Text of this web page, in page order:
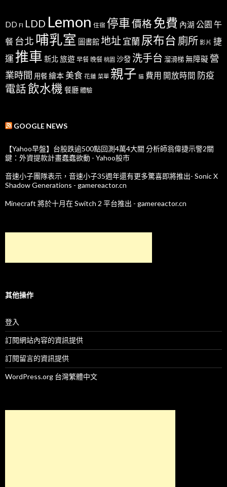
DD FI LDD Lemon 住宿 停車價格 免費 內湖 公園 午
餐 台北 哺乳室 圖書館地址宜蘭尿布台 廁所 影片 捷
運 推車 新北旅遊 早餐 晚餐 桃園 沙發 洗手台 溜滑梯無障礙 營
業時間 用餐繪本 美食 花蓮 菜單 親子 貓 費用 開放時間 防疫
電話飲水機 餐廳 體驗
GOOGLE NEWS
【Yahoo早盤】台股跌逾500點回測4萬4大關 分析師翁偉捷示警2關
鍵：外資提款計畫蠢蠢欲動 - Yahoo股市
音速小子團隊表示，音速小子35週年還有更多驚喜即將推出- Sonic X
Shadow Generations - gamereactor.cn
Minecraft 將於十月在 Switch 2 平台推出 - gamereactor.cn
其他操作
登入
訂閱網站內容的資訊提供
訂閱留言的資訊提供
WordPress.org 台灣繁體中文